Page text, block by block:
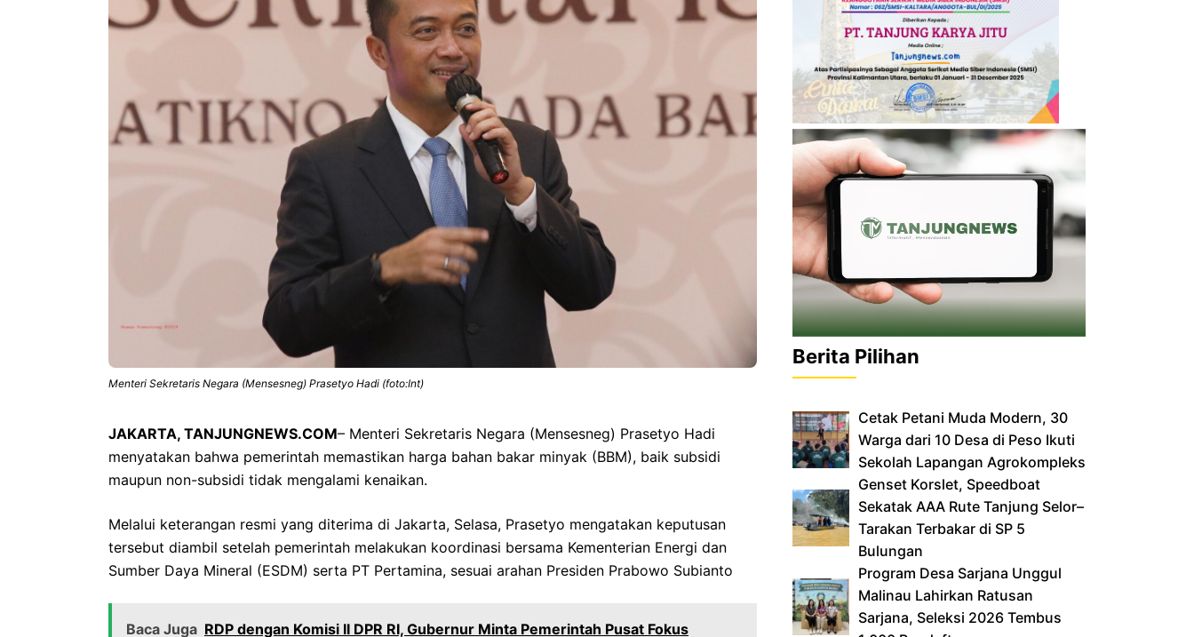
Menteri Sekretaris Negara (Mensesneg) Prasetyo Hadi (foto:Int)
JAKARTA, TANJUNGNEWS.COM– Menteri Sekretaris Negara (Mensesneg) Prasetyo Hadi
menyatakan bahwa pemerintah memastikan harga bahan bakar minyak (BBM), baik subsidi
maupun non-subsidi tidak mengalami kenaikan.
Melalui keterangan resmi yang diterima di Jakarta, Selasa, Prasetyo mengatakan keputusan
tersebut diambil setelah pemerintah melakukan koordinasi bersama Kementerian Energi dan
Sumber Daya Mineral (ESDM) serta PT Pertamina, sesuai arahan Presiden Prabowo Subianto
Baca Juga RDP dengan Komisi II DPR RI, Gubernur Minta Pemerintah Pusat Fokus
Berita Pilihan
Cetak Petani Muda Modern, 30
Warga dari 10 Desa di Peso Ikuti
Sekolah Lapangan Agrokompleks
‎Genset Korslet, Speedboat
Sekatak AAA Rute Tanjung Selor–
Tarakan Terbakar di SP 5
Bulungan
‎Program Desa Sarjana Unggul
Malinau Lahirkan Ratusan
Sarjana, Seleksi 2026 Tembus